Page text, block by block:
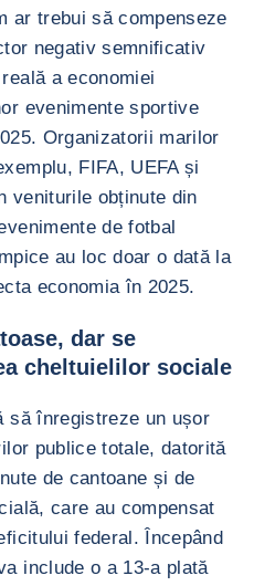
ar trebui să compenseze
negativ semnificativ
a economiei
evenimente sportive
Organizatorii marilor
FIFA, UEFA și
veniturile obținute din
de fotbal
au loc doar o dată la
economia în 2025.
dar se
cheltuielilor sociale
să înregistreze un ușor
publice totale, datorită
de cantoane și de
care au compensat
federal. Începând
include o a 13-a plată